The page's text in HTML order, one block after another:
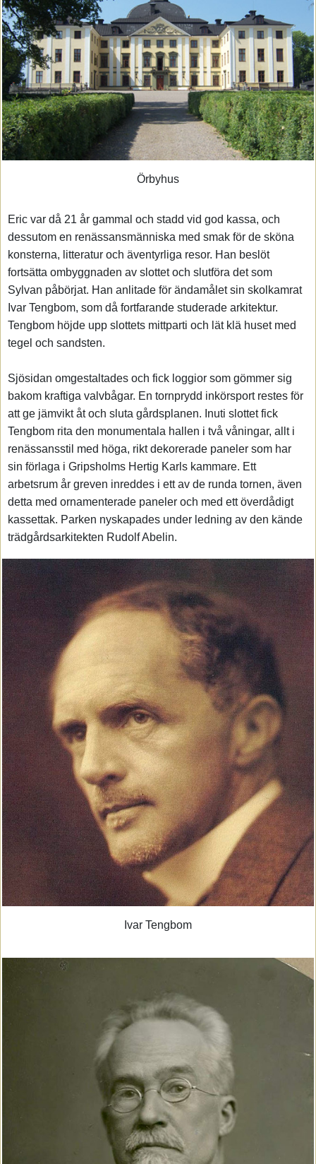
Örbyhus
Eric var då 21 år gammal och stadd vid god kassa, och
dessutom en renässansmänniska med smak för de sköna
konsterna, litteratur och äventyrliga resor. Han beslöt
fortsätta ombyggnaden av slottet och slutföra det som
Sylvan påbörjat. Han anlitade för ändamålet sin skolkamrat
Ivar Tengbom, som då fortfarande studerade arkitektur.
Tengbom höjde upp slottets mittparti och lät klä huset med
tegel och sandsten.
Sjösidan omgestaltades och fick loggior som gömmer sig
bakom kraftiga valvbågar. En tornprydd inkörsport restes för
att ge jämvikt åt och sluta gårdsplanen. Inuti slottet fick
Tengbom rita den monumentala hallen i två våningar, allt i
renässansstil med höga, rikt dekorerade paneler som har
sin förlaga i Gripsholms Hertig Karls kammare. Ett
arbetsrum år greven inreddes i ett av de runda tornen, även
detta med ornamenterade paneler och med ett överdådigt
kassettak. Parken nyskapades under ledning av den kände
trädgårdsarkitekten Rudolf Abelin.
Ivar Tengbom